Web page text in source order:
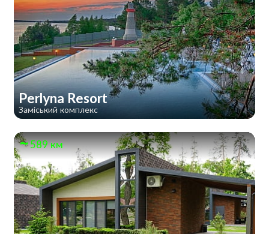
Perlyna Resort
Заміський комплекс
589 км